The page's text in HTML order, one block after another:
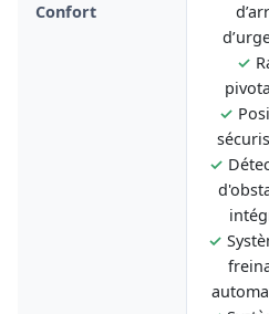
Confort
✓
✓
✓
✓